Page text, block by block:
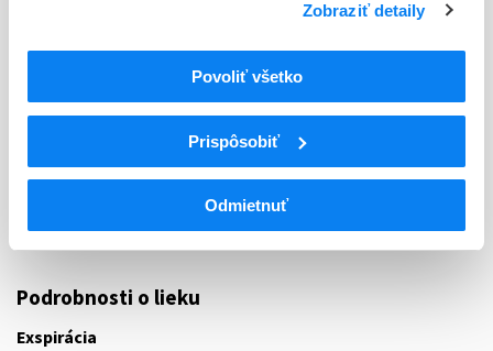
Zobraziť detaily
Povoliť všetko
Prispôsobiť
Odmietnuť
TRÁVIACI TRAKT A METABOLIZMUS
ANTIDIABETIKÁ
A10B
výnimkou inzulínov
A10BA02
Metformín
Podrobnosti o lieku
Exspirácia